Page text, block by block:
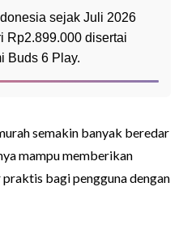
sejak Juli 2026
Rp2.899.000 disertai
Buds 6 Play.
semakin banyak beredar
mampu memberikan
bagi pengguna dengan